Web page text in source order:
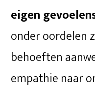
eigen
onder oordelen
behoeften
empathie naar